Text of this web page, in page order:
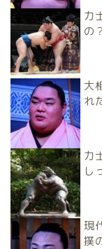
力
の
大
れ
力
し
現
撲